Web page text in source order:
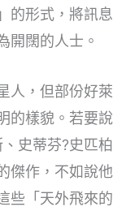
的形式，將訊息
開闊的人士。
人，但部份好萊
的樣貌。若要說
史蒂芬?史匹柏
傑作，不如說他
些「天外飛來的